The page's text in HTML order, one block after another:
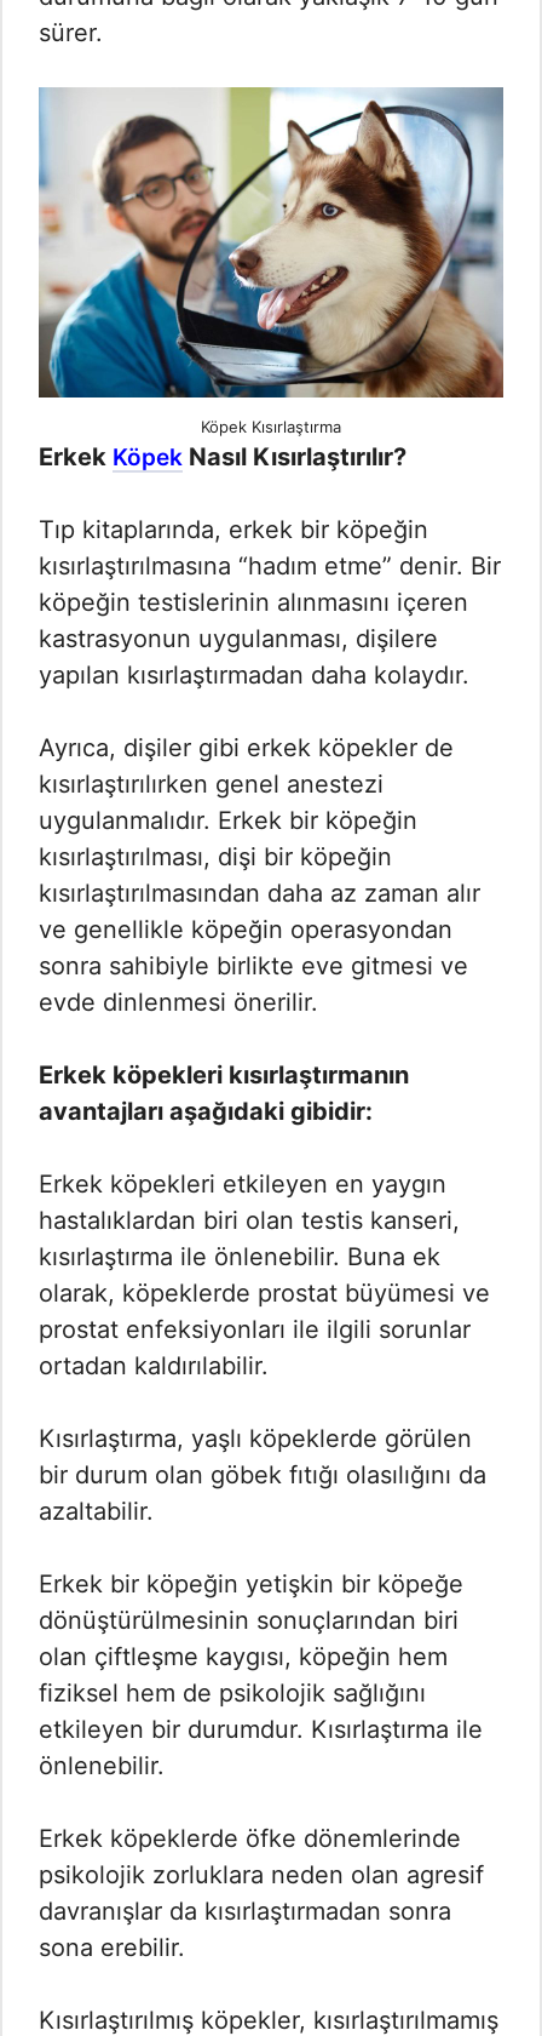
sürer.
Köpek Kısırlaştırma
Erkek Köpek Nasıl Kısırlaştırılır?
Tıp kitaplarında, erkek bir köpeğin
kısırlaştırılmasına “hadım etme” denir. Bir
köpeğin testislerinin alınmasını içeren
kastrasyonun uygulanması, dişilere
yapılan kısırlaştırmadan daha kolaydır.
Ayrıca, dişiler gibi erkek köpekler de
kısırlaştırılırken genel anestezi
uygulanmalıdır. Erkek bir köpeğin
kısırlaştırılması, dişi bir köpeğin
kısırlaştırılmasından daha az zaman alır
ve genellikle köpeğin operasyondan
sonra sahibiyle birlikte eve gitmesi ve
evde dinlenmesi önerilir.
Erkek köpekleri kısırlaştırmanın
avantajları aşağıdaki gibidir:
Erkek köpekleri etkileyen en yaygın
hastalıklardan biri olan testis kanseri,
kısırlaştırma ile önlenebilir. Buna ek
olarak, köpeklerde prostat büyümesi ve
prostat enfeksiyonları ile ilgili sorunlar
ortadan kaldırılabilir.
Kısırlaştırma, yaşlı köpeklerde görülen
bir durum olan göbek fıtığı olasılığını da
azaltabilir.
Erkek bir köpeğin yetişkin bir köpeğe
dönüştürülmesinin sonuçlarından biri
olan çiftleşme kaygısı, köpeğin hem
fiziksel hem de psikolojik sağlığını
etkileyen bir durumdur. Kısırlaştırma ile
önlenebilir.
Erkek köpeklerde öfke dönemlerinde
psikolojik zorluklara neden olan agresif
davranışlar da kısırlaştırmadan sonra
sona erebilir.
Kısırlaştırılmış köpekler, kısırlaştırılmamış